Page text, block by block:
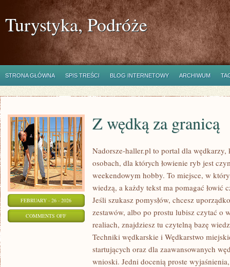
Turystyka, Podróże
STRONA GŁÓWNA SPIS TREŚCI BLOG INTERNETOWY ARCHIWUM
FEBRUARY - 26 - 2026
COMMENTS OFFON
Z wędką za granicą
Nadorsze-haller.pl to portal dla wędkarzy,
osobach, dla których łowienie ryb jest
weekendowym hobby. To miejsce, w
wiedzą, a każdy tekst ma pomagać łowić
Jeśli szukasz pomysłów, chcesz
zestawów, albo po prostu lubisz czytać o
realiach, znajdziesz tu czytelną bazę
Techniki wędkarskie i Wędkarstwo
startujących oraz dla zaawansowanych
wnioski. Jedni docenią proste